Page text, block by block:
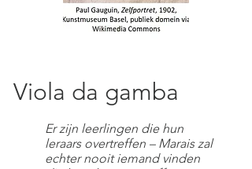
Viola da gamba
Er zijn leerlingen die hun
leraars overtreffen – Marais zal
echter nooit iemand vinden